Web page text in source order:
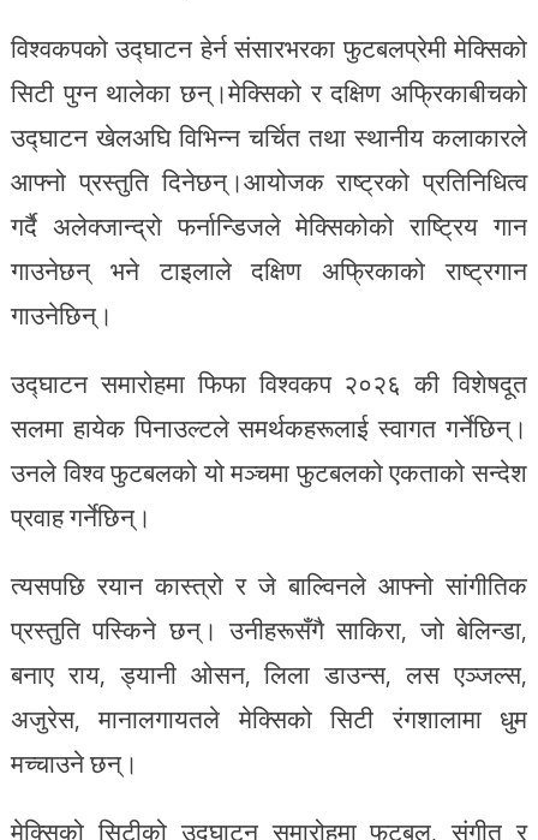
विश्वकपको उद्घाटन हेर्न संसारभरका फुटबलप्रेमी मेक्सिको
सिटी पुग्न थालेका छन्।मेक्सिको र दक्षिण अफ्रिकाबीचको
उद्घाटन खेलअघि विभिन्न चर्चित तथा स्थानीय कलाकारले
आफ्नो प्रस्तुति दिनेछन्।आयोजक राष्ट्रको प्रतिनिधित्व
गर्दै अलेक्जान्द्रो फर्नान्डिजले मेक्सिकोको राष्ट्रिय गान
गाउनेछन् भने टाइलाले दक्षिण अफ्रिकाको राष्ट्रगान
गाउनेछिन्।
उद्घाटन समारोहमा फिफा विश्वकप २०२६ की विशेषदूत
सलमा हायेक पिनाउल्टले समर्थकहरूलाई स्वागत गर्नेछिन्।
उनले विश्व फुटबलको यो मञ्चमा फुटबलको एकताको सन्देश
प्रवाह गर्नेछिन्।
त्यसपछि रयान कास्त्रो र जे बाल्विनले आफ्नो सांगीतिक
प्रस्तुति पस्किने छन्। उनीहरूसँगै साकिरा, जो बेलिन्डा,
बनाए राय, ड्यानी ओसन, लिला डाउन्स, लस एञ्जल्स,
अजुरेस, मानालगायतले मेक्सिको सिटी रंगशालामा धुम
मच्चाउने छन्।
मेक्सिको सिटीको उद्घाटन समारोहमा फुटबल, संगीत र